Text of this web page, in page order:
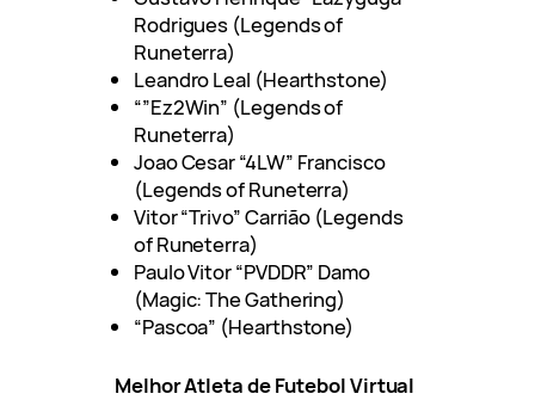
Rodrigues (Legends of
Runeterra)
Leandro Leal (Hearthstone)
“”Ez2Win” (Legends of
Runeterra)
Joao Cesar “4LW” Francisco
(Legends of Runeterra)
Vitor “Trivo” Carrião (Legends
of Runeterra)
Paulo Vitor “PVDDR” Damo
(Magic: The Gathering)
“Pascoa” (Hearthstone)
Melhor Atleta de Futebol Virtual